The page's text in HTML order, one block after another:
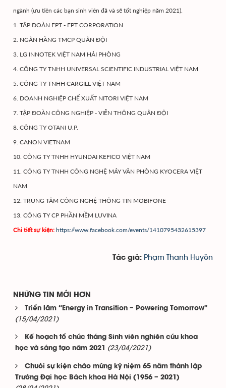
ngành (ưu tiên các bạn sinh viên đã và sẽ tốt nghiệp năm 2021).
1. TẬP ĐOÀN FPT - FPT CORPORATION
2. NGÂN HÀNG TMCP QUÂN ĐỘI
3. LG INNOTEK VIỆT NAM HẢI PHÒNG
4. CÔNG TY TNHH UNIVERSAL SCIENTIFIC INDUSTRIAL VIỆT NAM
5. CÔNG TY TNHH CARGILL VIỆT NAM
6. DOANH NGHIỆP CHẾ XUẤT NITORI VIỆT NAM
7. TẬP ĐOÀN CÔNG NGHIỆP - VIỄN THÔNG QUÂN ĐỘI
8. CÔNG TY OTANI U.P.
9. CANON VIETNAM
10. CÔNG TY TNHH HYUNDAI KEFICO VIỆT NAM
11. CÔNG TY TNHH CÔNG NGHỆ MÁY VĂN PHÒNG KYOCERA VIỆT
NAM
12. TRUNG TÂM CÔNG NGHỆ THÔNG TIN MOBIFONE
13. CÔNG TY CP PHẦN MỀM LUVINA
Chi tiết sự kiện: https://www.facebook.com/events/1410795432615397
Tác giả: Phạm Thanh Huyền
NHỮNG TIN MỚI HƠN
Triển lãm “Energy in Transition – Powering Tomorrow"
(15/04/2021)
Kế hoạch tổ chức tháng Sinh viên nghiên cứu khoa
học và sáng tạo năm 2021
(23/04/2021)
Chuỗi sự kiện chào mừng kỷ niệm 65 năm thành lập
Trường Đại học Bách khoa Hà Nội (1956 – 2021)